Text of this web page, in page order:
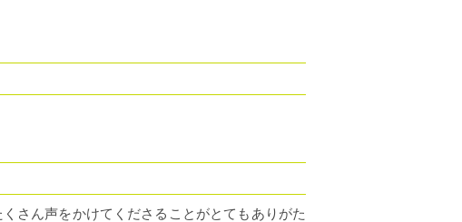
さん声をかけてくださることがとてもありがた